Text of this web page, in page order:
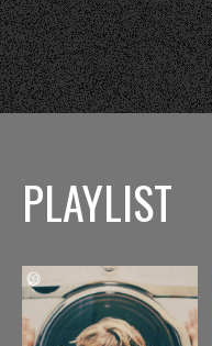
PLAYLIST